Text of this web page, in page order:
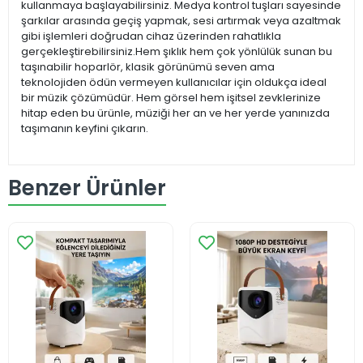
kullanmaya başlayabilirsiniz. Medya kontrol tuşları sayesinde
şarkılar arasında geçiş yapmak, sesi artırmak veya azaltmak
gibi işlemleri doğrudan cihaz üzerinden rahatlıkla
gerçekleştirebilirsiniz.Hem şıklık hem çok yönlülük sunan bu
taşınabilir hoparlör, klasik görünümü seven ama
teknolojiden ödün vermeyen kullanıcılar için oldukça ideal
bir müzik çözümüdür. Hem görsel hem işitsel zevklerinize
hitap eden bu ürünle, müziği her an ve her yerde yanınızda
taşımanın keyfini çıkarın.
Benzer Ürünler